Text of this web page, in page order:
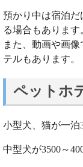
預かり中は宿泊
る場合もあります
また、動画や画
テルもあります。
ペットホ
小型犬、猫が一泊
中型犬が3500～